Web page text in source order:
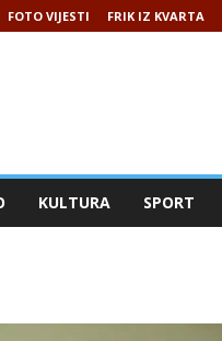
FOTO VIJESTI FRIK IZ KVARTA
KULTURA SPORT